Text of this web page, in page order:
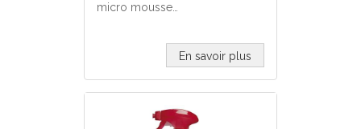
micro mousse…
En savoir plus